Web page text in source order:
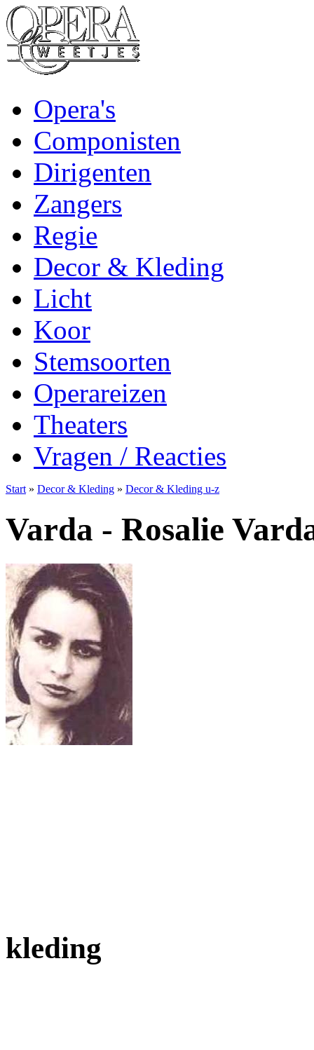
Opera's
Componisten
Dirigenten
Zangers
Regie
Decor & Kleding
Licht
Koor
Stemsoorten
Operareizen
Theaters
Vragen / Reacties
Start » Decor & Kleding » Decor & Kleding u-z
Varda - Rosalie
kleding